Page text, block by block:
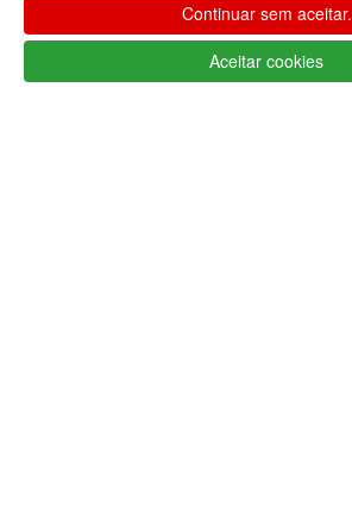
Continuar sem aceitar.
Aceitar cookies